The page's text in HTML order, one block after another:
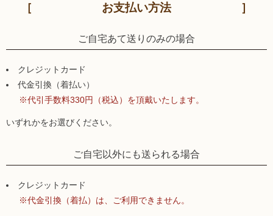
お支払い方法
ご自宅あて送りのみの場合
クレジットカード
代金引換（着払い）
※代引手数料330円（税込）を頂戴いたします。
いずれかをお選びください。
ご自宅以外にも送られる場合
クレジットカード
※代金引換（着払）は、ご利用できません。